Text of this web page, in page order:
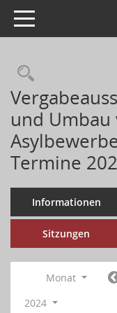
Toggle navigation
und Umbau
Termine
Informationen
Sitzungen
Monat
2024